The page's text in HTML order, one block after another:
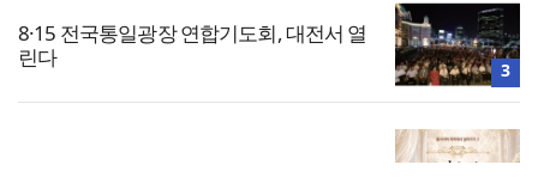
8·15 전국통일광장 연합기도회, 대전서 열
린다
3